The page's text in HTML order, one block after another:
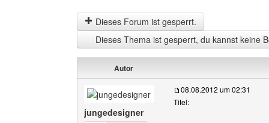
Dieses Forum ist gesperrt.
Dieses Thema ist gesperrt, du kannst keine
Autor
jungedesigner
08.08.2012 um 02:31
Titel: